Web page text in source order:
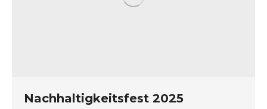
Nachhaltigkeitsfest 2025